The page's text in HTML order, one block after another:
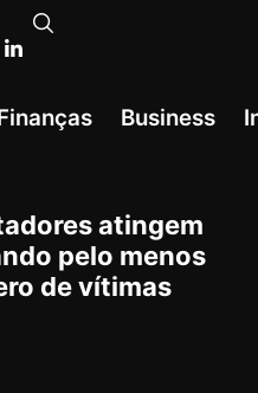
Business
atingem
pelo menos
de vítimas